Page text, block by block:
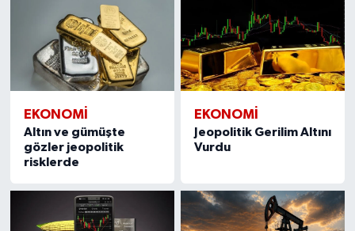
EKONOMI
Altın ve gümüşte
gözler jeopolitik
risklerde
EKONOMI
Jeopolitik Gerilim Altını
Vurdu